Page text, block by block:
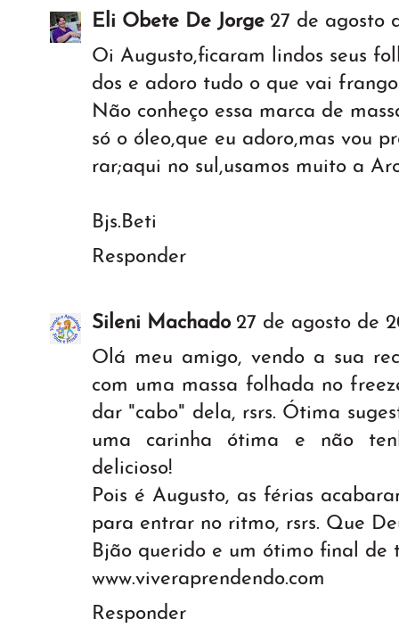
Eli Obete De Jorge 27 de agosto
Oi Augusto,ficaram lindos seus
dos e adoro tudo o que vai
Não conheço essa marca de
só o óleo,que eu adoro,mas vou
rar;aqui no sul,usamos muito a
Bjs.Beti
Responder
Sileni Machado 27 de agosto de
Olá meu amigo, vendo a sua
com uma massa folhada no
dar "cabo" dela, rsrs. Ótima
uma carinha ótima e não
delicioso!
Pois é Augusto, as férias
para entrar no ritmo, rsrs. Que
Bjão querido e um ótimo final de
www.viveraprendendo.com
Responder